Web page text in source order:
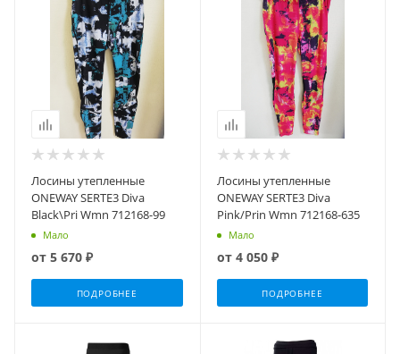
Лосины утепленные
ONEWAY SERTE3 Diva
Black\Pri Wmn 712168-99
Мало
от 5 670 ₽
ПОДРОБНЕЕ
Лосины утепленные
ONEWAY SERTE3 Diva
Pink/Prin Wmn 712168-635
Мало
от 4 050 ₽
ПОДРОБНЕЕ